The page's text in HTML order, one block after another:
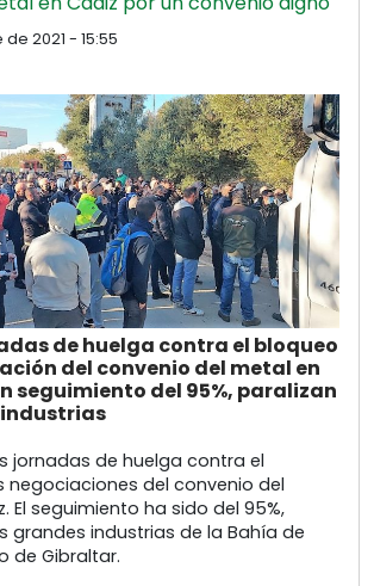
2021 - 15:55
de huelga contra el bloqueo
del convenio del metal en
seguimiento del 95%, paralizan
jornadas de huelga contra el
negociaciones del convenio del
El seguimiento ha sido del 95%,
grandes industrias de la Bahía de
de Gibraltar.